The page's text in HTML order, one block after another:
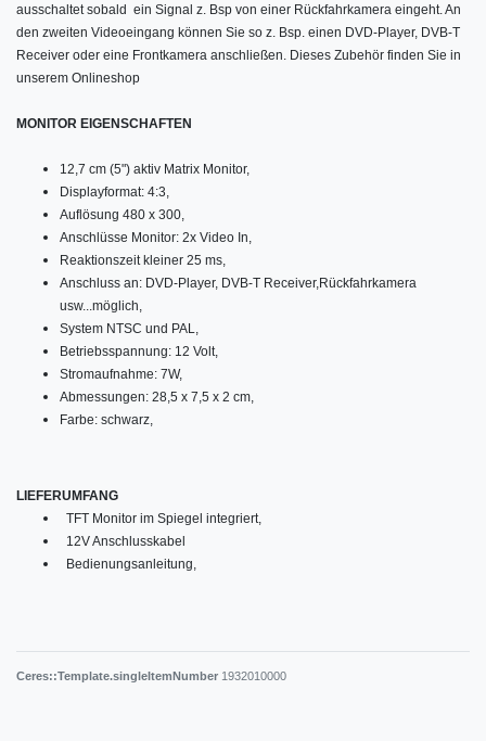
ausschaltet sobald ein Signal z. Bsp von einer Rückfahrkamera eingeht. An
den zweiten Videoeingang können Sie so z. Bsp. einen DVD-Player, DVB-T
Receiver oder eine Frontkamera anschließen. Dieses Zubehör finden Sie in
unserem Onlineshop
MONITOR EIGENSCHAFTEN
12,7 cm (5") aktiv Matrix Monitor,
Displayformat: 4:3,
Auflösung 480 x 300,
Anschlüsse Monitor: 2x Video In,
Reaktionszeit kleiner 25 ms,
Anschluss an: DVD-Player, DVB-T Receiver,Rückfahrkamera
usw...möglich,
System NTSC und PAL,
Betriebsspannung: 12 Volt,
Stromaufnahme: 7W,
Abmessungen: 28,5 x 7,5 x 2 cm,
Farbe: schwarz,
LIEFERUMFANG
TFT Monitor im Spiegel integriert,
12V Anschlusskabel
Bedienungsanleitung,
Ceres::Template.singleItemNumber 1932010000